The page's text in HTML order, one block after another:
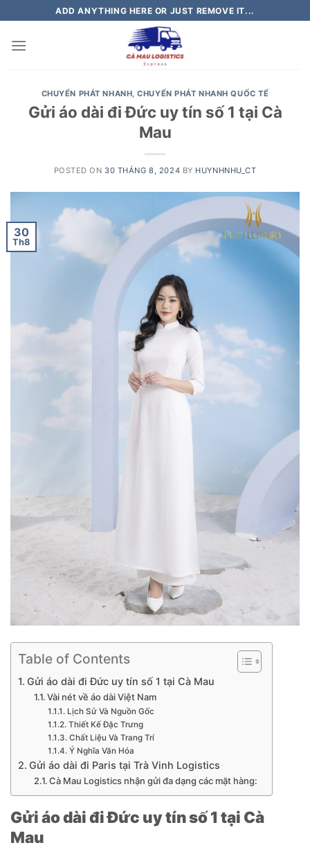
to
content
ADD ANYTHING HERE OR JUST REMOVE IT...
CHUYỂN PHÁT NHANH,CHUYỂN PHÁT NHANH QUỐC TẾ
Gửi áo dài đi Đức uy tín số 1 tại Cà
Mau
POSTED ON 30 THÁNG 8, 2024 BY HUYNHNHU_CT
30
Th8
Table of Contents
Gửi áo dài đi Đức uy tín số 1 tại Cà Mau
Vài nét về áo dài Việt Nam
Lịch Sử Và Nguồn Gốc
Thiết Kế Đặc Trưng
Chất Liệu Và Trang Trí
Ý Nghĩa Văn Hóa
Gửi áo dài đi Paris tại Trà Vinh Logistics
Cà Mau Logistics nhận gửi đa dạng các mặt hàng:
Gửi áo dài đi Đức uy tín số 1 tại Cà
Mau